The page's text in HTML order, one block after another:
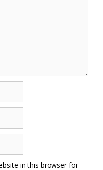
in this browser for